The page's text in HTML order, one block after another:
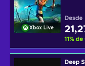
Xbox Live
Desde
11% de
Deep